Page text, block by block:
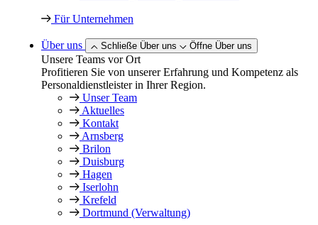
Für Unternehmen
Über uns Schließe Über uns Öffne Über uns
Unsere Teams vor Ort
Profitieren Sie von unserer Erfahrung und Kompetenz als
Personaldienstleister in Ihrer Region.
Unser Team
Aktuelles
Kontakt
Arnsberg
Brilon
Duisburg
Hagen
Iserlohn
Krefeld
Dortmund (Verwaltung)